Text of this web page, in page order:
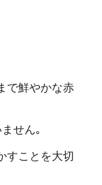
で鮮やかな赤
せん｡
すことを大切